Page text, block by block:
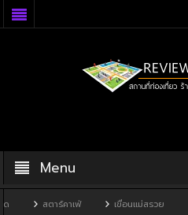
Menu
สตาร์คาเฟ่ เขื่อนแม่สรวย